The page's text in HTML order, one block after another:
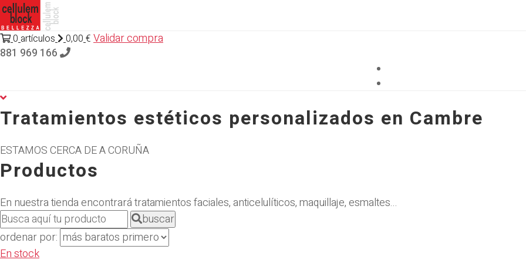
0 artículos 0,00 € Validar compra
881 969 166
Tratamientos estéticos personalizados en Cambre
ESTAMOS CERCA DE A CORUÑA
Productos
En nuestra tienda encontrará tratamientos faciales, anticelulíticos, maquillaje, esmaltes...
buscar
ordenar por:
En stock